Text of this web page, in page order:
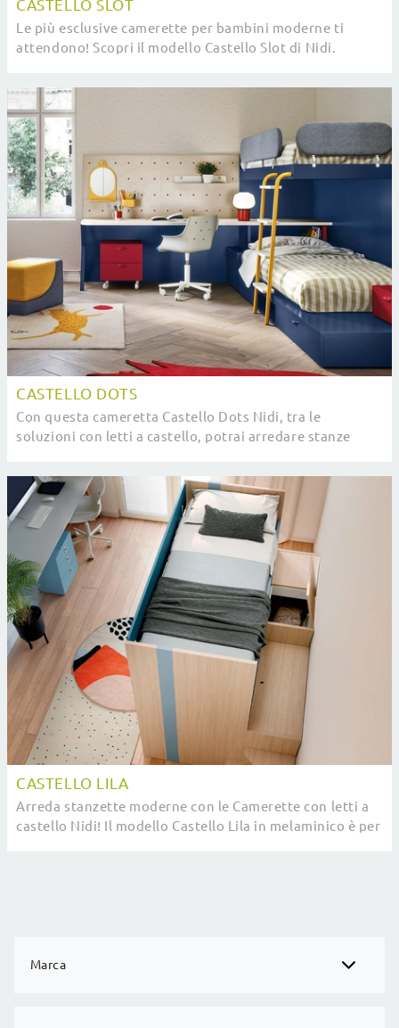
Marca
CASTELLO SLOT
Le più esclusive camerette per bambini moderne ti
attendono! Scopri il modello Castello Slot di Nidi.
CASTELLO DOTS
Con questa cameretta Castello Dots Nidi, tra le
soluzioni con letti a castello, potrai arredare stanze
CASTELLO LILA
Arreda stanzette moderne con le Camerette con letti a
castello Nidi! Il modello Castello Lila in melaminico è per